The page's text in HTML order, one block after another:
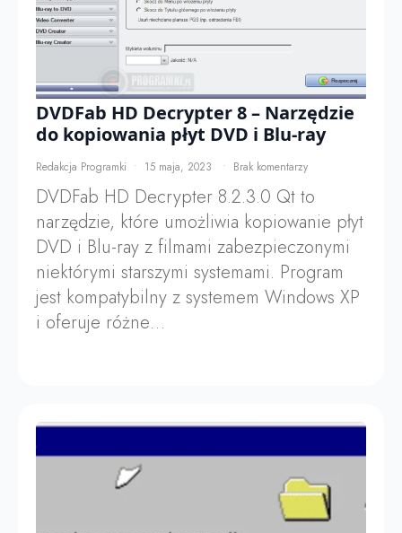
DVDFab HD Decrypter 8 – Narzędzie
do kopiowania płyt DVD i Blu-ray
Redakcja Programki 15 maja, 2023 Brak komentarzy
DVDFab HD Decrypter 8.2.3.0 Qt to
narzędzie, które umożliwia kopiowanie płyt
DVD i Blu-ray z filmami zabezpieczonymi
niektórymi starszymi systemami. Program
jest kompatybilny z systemem Windows XP
i oferuje różne…